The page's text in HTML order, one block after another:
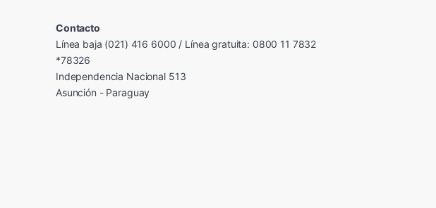
Contacto
Línea baja (021) 416 6000 / Línea gratuita: 0800 11 7832
*78326
Independencia Nacional 513
Asunción - Paraguay